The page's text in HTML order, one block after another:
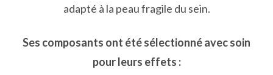
adapté à la peau fragile du sein.
Ses composants ont été sélectionné avec soin
pour leurs effets :